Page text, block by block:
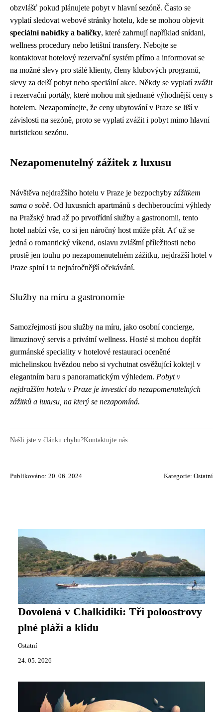
obzvlášť pokud plánujete pobyt v hlavní sezóně. Často se
vyplatí sledovat webové stránky hotelu, kde se mohou objevit
speciální nabídky a balíčky, které zahrnují například snídani,
wellness procedury nebo letištní transfery. Nebojte se
kontaktovat hotelový rezervační systém přímo a informovat se
na možné slevy pro stálé klienty, členy klubových programů,
slevy za delší pobyt nebo speciální akce. Někdy se vyplatí zvážit
i rezervační portály, které mohou mít sjednané výhodnější ceny s
hotelem. Nezapomínejte, že ceny ubytování v Praze se liší v
závislosti na sezóně, proto se vyplatí zvážit i pobyt mimo hlavní
turistickou sezónu.
Nezapomenutelný zážitek z luxusu
Návštěva nejdražšího hotelu v Praze je bezpochyby zážitkem
sama o sobě. Od luxusních apartmánů s dechberoucími výhledy
na Pražský hrad až po prvotřídní služby a gastronomii, tento
hotel nabízí vše, co si jen náročný host může přát. Ať už se
jedná o romantický víkend, oslavu zvláštní příležitosti nebo
prostě jen touhu po nezapomenutelném zážitku, nejdražší hotel v
Praze splní i ta nejnáročnější očekávání.
Služby na míru a gastronomie
Samozřejmostí jsou služby na míru, jako osobní concierge,
limuzinový servis a privátní wellness. Hosté si mohou dopřát
gurmánské speciality v hotelové restauraci oceněné
michelinskou hvězdou nebo si vychutnat osvěžující koktejl v
elegantním baru s panoramatickým výhledem. Pobyt v
nejdražším hotelu v Praze je investicí do nezapomenutelných
zážitků a luxusu, na který se nezapomíná.
Našli jste v článku chybu?Kontaktujte nás
Publikováno: 20. 06. 2024 Kategorie: Ostatní
Dovolená v Chalkidiki: Tři poloostrovy
plné pláží a klidu
Ostatní
24. 05. 2026